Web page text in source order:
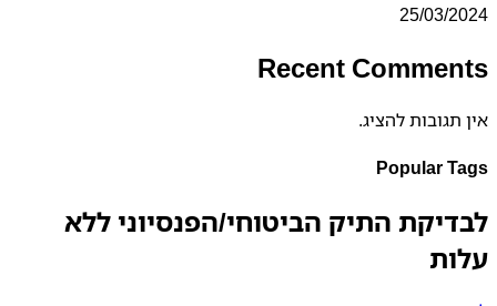
25/03/2024
Recent Comments
אין תגובות להציג.
Popular Tags
לבדיקת התיק הביטוחי/הפנסיוני ללא
עלות